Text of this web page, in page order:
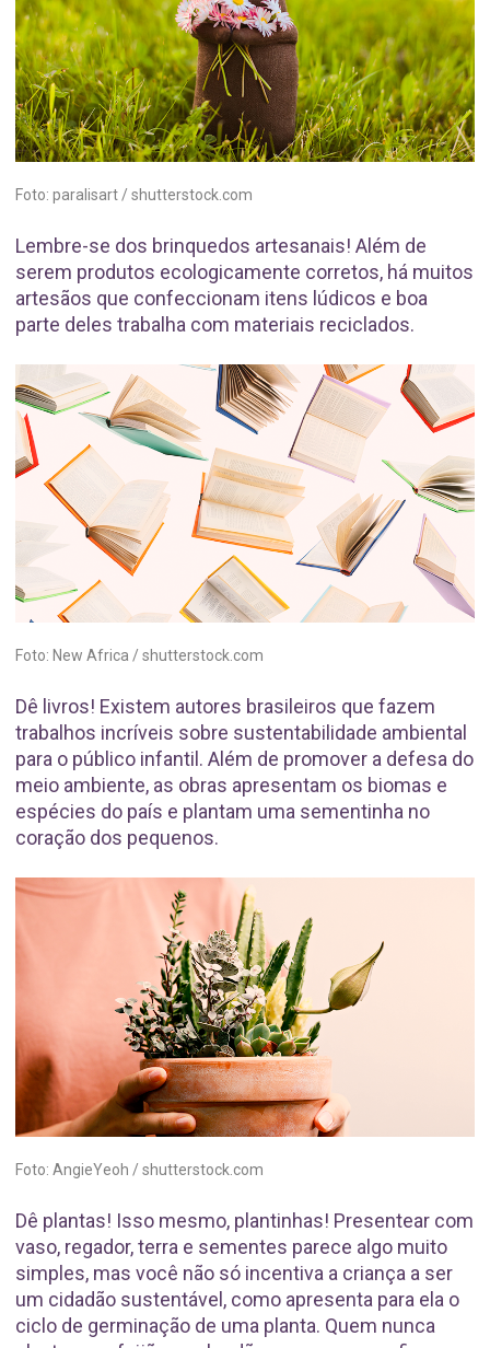
Foto: paralisart / shutterstock.com
Lembre-se dos brinquedos artesanais! Além de
serem produtos ecologicamente corretos, há muitos
artesãos que confeccionam itens lúdicos e boa
parte deles trabalha com materiais reciclados.
Foto: New Africa / shutterstock.com
Dê livros! Existem autores brasileiros que fazem
trabalhos incríveis sobre sustentabilidade ambiental
para o público infantil. Além de promover a defesa do
meio ambiente, as obras apresentam os biomas e
espécies do país e plantam uma sementinha no
coração dos pequenos.
Foto: AngieYeoh / shutterstock.com
Dê plantas! Isso mesmo, plantinhas! Presentear com
vaso, regador, terra e sementes parece algo muito
simples, mas você não só incentiva a criança a ser
um cidadão sustentável, como apresenta para ela o
ciclo de germinação de uma planta. Quem nunca